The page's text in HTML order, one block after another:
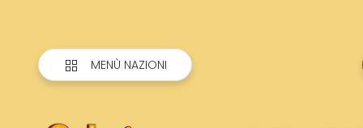
MENÙ NAZIONI